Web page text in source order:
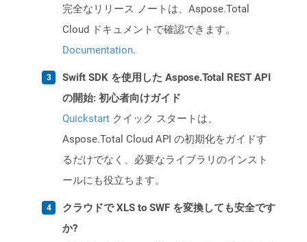
完全なリリース ノートは、Aspose.Total
Cloud ドキュメントで確認できます。
Documentation.
Swift SDK を使用した Aspose.Total REST API
の開始: 初心者向けガイド
Quickstart クイック スタートは、
Aspose.Total Cloud API の初期化をガイドす
るだけでなく、必要なライブラリのインスト
ールにも役立ちます。
クラウドで XLS to SWF を変換しても安全です
か?